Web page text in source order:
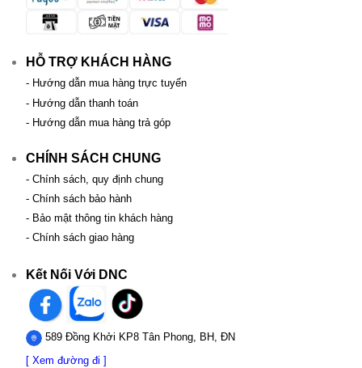
HỖ TRỢ KHÁCH HÀNG
- Hướng dẫn mua hàng trực tuyến
- Hướng dẫn thanh toán
- Hướng dẫn mua hàng trả góp
CHÍNH SÁCH CHUNG
- Chính sách, quy định chung
- Chính sách bảo hành
- Bảo mật thông tin khách hàng
- Chính sách giao hàng
Kết Nối Với DNC
589 Đồng Khởi KP8 Tân Phong, BH, ĐN
[ Xem đường đi ]